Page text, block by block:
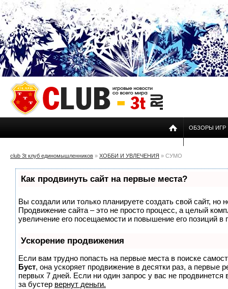
ОБЗОРЫ ИГР
club 3t клуб единомышленников » ХОББИ И УВЛЕЧЕНИЯ » СУМО
Как продвинуть сайт на первые места?
Вы создали или только планируете создать свой сайт, но
Продвижение сайта – это не просто процесс, а целый
увеличение его посещаемости и повышение его позиций в
Ускорение продвижения
Если вам трудно попасть на первые места в поиске
Буст, она ускоряет продвижение в десятки раз, а первые
первых 7 дней. Если ни один запрос у вас не продвинется
за бустер вернут деньги.